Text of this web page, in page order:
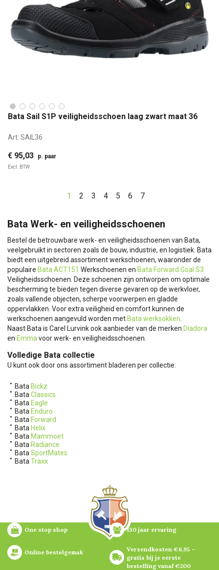
Bata Sail S1P veiligheidsschoen laag zwart maat 36
Art: SAIL36
€ 95,03 p. paar
Excl. BTW
1 2 3 4 5 6 7
Bata Werk- en veiligheidsschoenen
Bestel de betrouwbare werk- en veiligheidsschoenen van Bata,
veelgebruikt in sectoren zoals de bouw, industrie, en logistiek. Bata
biedt een uitgebreid assortiment werkschoenen, waaronder de
populaire Bata ACT151 Werkschoenen en Bata Forward Goal S3
Veiligheidsschoenen. Deze schoenen zijn ontworpen om optimale
bescherming te bieden tegen diverse gevaren op de werkvloer,
zoals vallende objecten, scherpe voorwerpen en gladde
oppervlakken. Voor extra veiligheid en comfort kunnen de
werkschoenen aangevuld worden metBata werksokken
Naast Bata is Carel Lurvink ook aanbieder van de merken Diadora
en Emma voor werk- en veiligheidsschoenen.
Volledige Bata collectie
U kunt ook door ons assortiment bladeren per collectie:
Bata Bickz
Bata Classics
Bata Eagle
Bata Enduro
Bata Forward
Bata Helix
Bata Mammoet
Bata Radiance
Bata SportMates
Bata Traxx
One stop shop 130 jaar ervaring
Online bestelgemak
Verzendkosten €6,95 –
gratis bij je eerste
bestelling vanaf €200